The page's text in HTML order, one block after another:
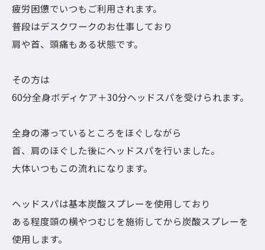
疲労困憊でいつもご利用されます。
普段はデスクワークのお仕事しており
肩や首、頭痛もある状態です。
その方は
60分全身ボディケア＋30分ヘッドスパを受けられます。
全身の滞っているところをほぐしながら
首、肩のほぐした後にヘッドスパを行いました。
大体いつもこの流れになります。
ヘッドスパは基本炭酸スプレーを使用しており
ある程度頭の横やつむじを施術してから炭酸スプレーを
使用します。